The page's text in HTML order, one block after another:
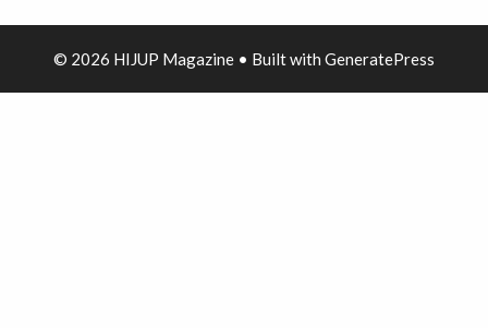
© 2026 HIJUP Magazine • Built with GeneratePress